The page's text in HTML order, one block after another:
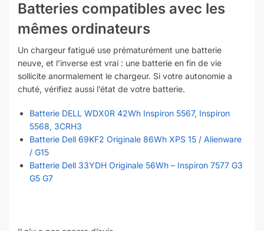
Batteries compatibles avec les
mêmes ordinateurs
Un chargeur fatigué use prématurément une batterie
neuve, et l’inverse est vrai : une batterie en fin de vie
sollicite anormalement le chargeur. Si votre autonomie a
chuté, vérifiez aussi l’état de votre batterie.
Batterie DELL WDX0R 42Wh Inspiron 5567, Inspiron
5568, 3CRH3
Batterie Dell 69KF2 Originale 86Wh XPS 15 / Alienware
/ G15
Batterie Dell 33YDH Originale 56Wh – Inspiron 7577 G3
G5 G7